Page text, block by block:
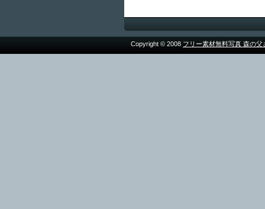
Copyright © 2008 フリー素材無料写真 森の父